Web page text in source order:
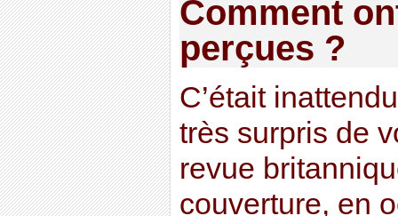
Comment
perçues ?
C’était
très surpris de
revue
couverture, en